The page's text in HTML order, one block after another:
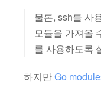
물론, ssh를 사
모듈을 가져올
를 사용하도록
하지만Go